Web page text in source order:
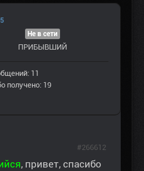
Не в сети
ПРИБЫВШИЙ
11
получено: 19
, привет, спасибо
#266612